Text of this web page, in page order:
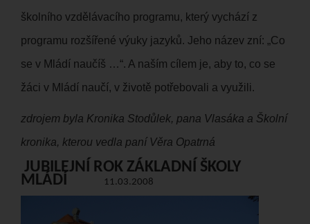
školního vzdělávacího programu, který vychází z
programu rozšířené výuky jazyků. Jeho název zní: „Co
se v Mládí naučíš …“. A naším cílem je, aby to, co se
žáci v Mládí naučí, v životě potřebovali a využili.
zdrojem byla Kronika Stodůlek, pana Vlasáka a Školní
kronika, kterou vedla paní Věra Opatrná
JUBILEJNÍ ROK ZÁKLADNÍ ŠKOLY
MLÁDÍ 11.03.2008